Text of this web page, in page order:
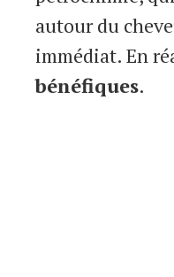
autour du
immédiat. En
bénéfiques.